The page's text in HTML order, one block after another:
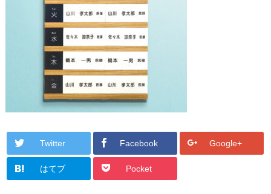
Twitter Facebook Google+
はてブ Pocket